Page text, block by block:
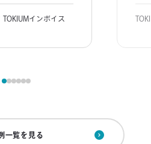
TOKIUMインボイス
一覧を見る